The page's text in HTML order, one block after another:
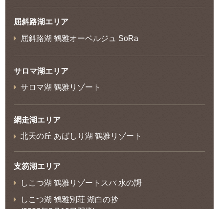
屈斜路湖エリア
屈斜路湖 鶴雅オーベルジュ SoRa
サロマ湖エリア
サロマ湖 鶴雅リゾート
網走湖エリア
北天の丘 あばしり湖 鶴雅リゾート
支笏湖エリア
しこつ湖 鶴雅リゾートスパ 水の謌
しこつ湖 鶴雅別荘 湖白の抄